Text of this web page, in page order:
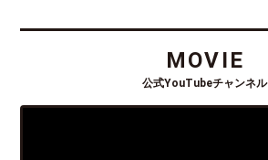
MOVIE
公式YouTubeチャンネル